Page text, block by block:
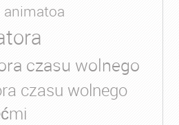
animatoa
czasu wolnego
czasu wolnego